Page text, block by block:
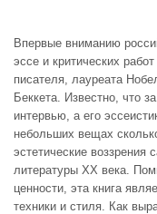
Впервые вниманию
эссе и критических
писателя, лауреата
Беккета. Известно, что
интервью, а его
небольших вещах
эстетические воззрения
литературы XX века.
ценности, эта книга
техники и стиля. Как